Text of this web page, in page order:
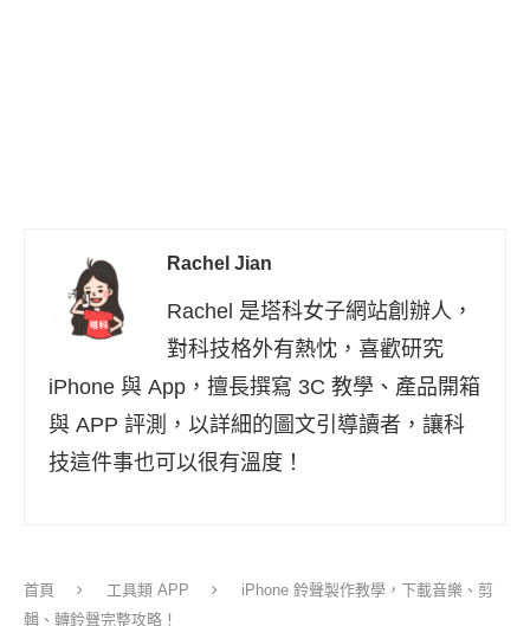
Rachel Jian
Rachel 是塔科女子網站創辦人，
對科技格外有熱忱，喜歡研究
iPhone 與 App，擅長撰寫 3C 教學、產品開箱
與 APP 評測，以詳細的圖文引導讀者，讓科
技這件事也可以很有溫度！
首頁 工具類 APP
iPhone 鈴聲製作教學，下載音樂、剪
輯、轉鈴聲完整攻略！